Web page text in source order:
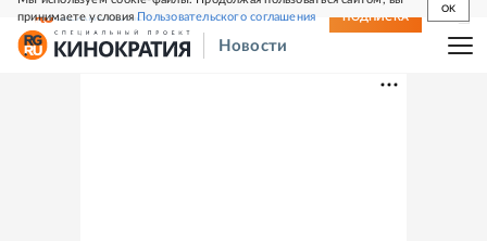
принимаете условияПользовательского соглашения
OK
СВЕЖИЙ НОМЕР ПОДПИСКА
Новости